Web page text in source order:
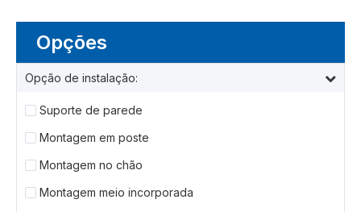
Opções
Opção de instalação:
Suporte de parede
Montagem em poste
Montagem no chão
Montagem meio incorporada